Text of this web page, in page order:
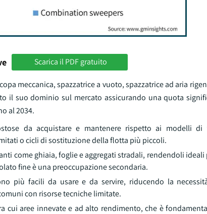
Scarica il PDF gratuito
meccanica, spazzatrice a vuoto, spazzatrice ad aria
il suo dominio sul mercato assicurando una quota
al 2034.
da acquistare e mantenere rispetto ai modelli
o cicli di sostituzione della flotta più piccoli.
come ghiaia, foglie e aggregati stradali, rendendoli ideali
fine è una preoccupazione secondaria.
più facili da usare e da servire, riducendo la
con risorse tecniche limitate.
cui aree innevate e ad alto rendimento, che è